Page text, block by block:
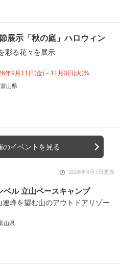
展示「秋の庭」ハロウィン
彩る花々を展示
年9月11日(金)～11月3日(火)%
富山県
のイベントを見る
2026年8月7日更新
ベル 立山ベースキャンプ
連峰を望む山のアウトドアリゾー
山県